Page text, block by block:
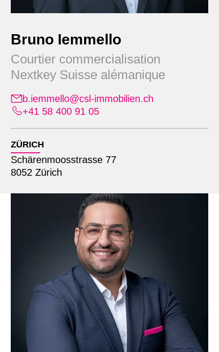
Bruno Iemmello
Courtier commercialisation
Nextkey Suisse alémanique
b.iemmello@csl-immobilien.ch
+41 58 400 91 05
ZÜRICH
Schärenmoosstrasse 77
8052 Zürich
Position
Alle
Apprenants
Commercialisation
Comptabilité immobilière
Finance & comptabilité
Marketing & communication
Personnel
Recherche & Analyse de marché
Services aux propriétaires
Emplacement
Alle
Lausanne
Recherche par nom